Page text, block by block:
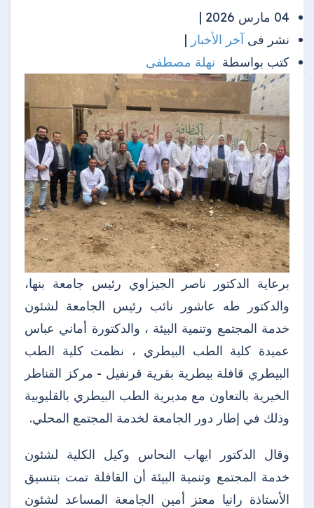
04 مارس 2026 |
نشر فى آخر الأخبار |
كتب بواسطة نهلة مصطفى
برعاية الدكتور ناصر الجيزاوي رئيس جامعة بنها،
والدكتور طه عاشور نائب رئيس الجامعة لشئون
خدمة المجتمع وتنمية البيئة ، والدكتورة أماني عباس
عميدة كلية الطب البيطري ، نظمت كلية الطب
البيطري قافلة بيطرية بقرية قرنفيل - مركز القناطر
الخيرية بالتعاون مع مديرية الطب البيطري بالقليوبية
وذلك في إطار دور الجامعة لخدمة المجتمع المحلي.
وقال الدكتور ايهاب النحاس وكيل الكلية لشئون
خدمة المجتمع وتنمية البيئة أن القافلة تمت بتنسيق
الأستاذة رانيا معتز أمين الجامعة المساعد لشئون